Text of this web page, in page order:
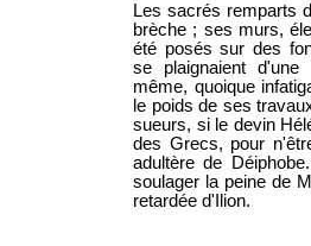
Les sacrés remparts
brèche ; ses murs,
été posés sur des
se plaignaient
même, quoique
le poids de ses
sueurs, si le devin
des Grecs, pour
adultère de
soulager la peine de
retardée d'Ilion.